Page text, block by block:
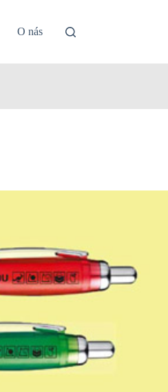
O nás